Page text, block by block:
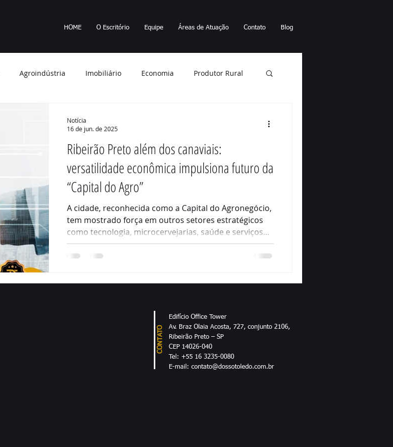
HOME O Escritório Equipe Áreas de Atuação Contato Blog
Agroindústria Imobiliário Economia Produtor Rural
Imposto de Renda Saúde planejamento sucessório
indenização fraude Segurança
Ribeirão Preto além dos canaviais:
versatilidade econômica impulsiona futuro da
“Capital do Agro”
A cidade, reconhecida como a Capital do Agronegócio,
tem mostrado força em outros setores estratégicos
como tecnologia, microcervejarias, saúde e serviços
jurídicos especializados. Essa versatilidade econômica
é uma vantagem competitiva — mas exige preparo
Notícia
16 de jun. de 2025
CONTATO
Edifício Office Tower
Av. Braz Olaia Acosta, 727, conjunto 2106,
Ribeirão Preto – SP
CEP 14026-040
Tel: +55 16 3235-0080
E-mail: contato@dossotoledo.com.br